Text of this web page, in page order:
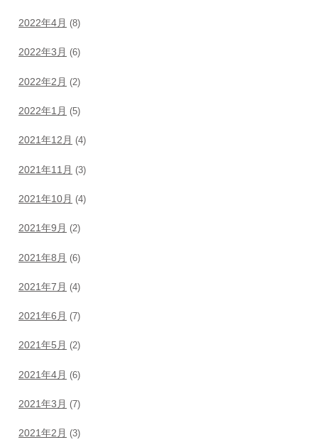
2022年4月 (8)
2022年3月 (6)
2022年2月 (2)
2022年1月 (5)
2021年12月 (4)
2021年11月 (3)
2021年10月 (4)
2021年9月 (2)
2021年8月 (6)
2021年7月 (4)
2021年6月 (7)
2021年5月 (2)
2021年4月 (6)
2021年3月 (7)
2021年2月 (3)